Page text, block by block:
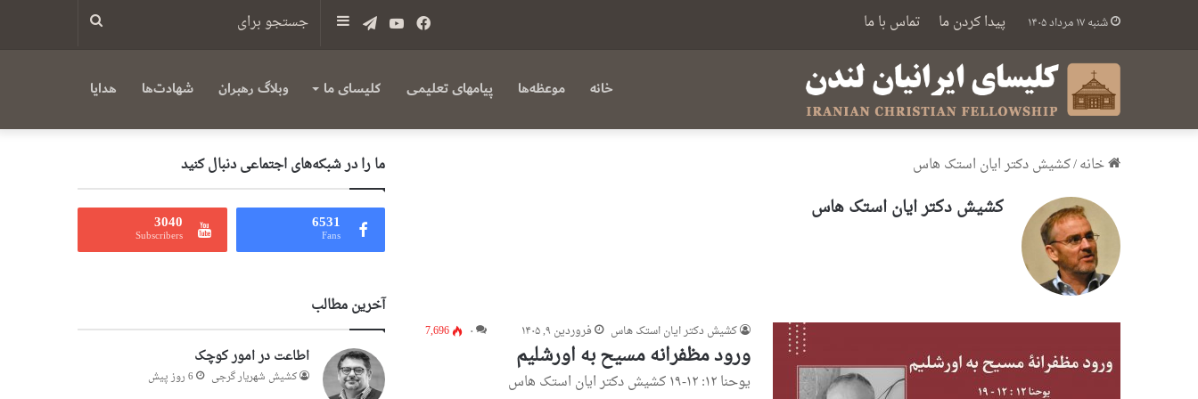
شنبه ۱۷ مرداد ۱۴۰۵ پیدا کردن ما تماس با ما سایدبار تلگرامیوتیوب فیس
خانه موعظه‌ها پیامهای تعلیمی کلیسای ما وبلاگ رهبران شهادت‌ها هدایا
خانه/کشیش دکتر ایان استک هاس
کشیش دکتر ایان استک هاس
کشیش دکتر ایان استک هاس فروردین ۹, ۱۴۰۵ ۰ 7,696
ورود مظفرانه مسیح به اورشلیم
یوحنا ۱۲: ۱۲-۱۹ کشیش دکتر ایان استک هاس
ما را در شبکه‌های اجتماعی دنبال کنید
6531
Fans
3040
Subscribers
آخرین مطالب
اطاعت در امور کوچک
کشیش شهریار گرجى 6 روز پیش